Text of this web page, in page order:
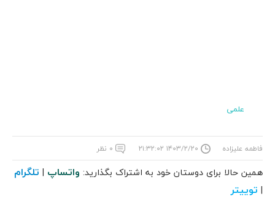
علمی
فاطمه علیزاده ۱۴۰۳/۲/۲۰ ۲۱:۳۲:۰۲ ۰ نظر
همین حالا برای دوستان خود به اشتراک بگذارید: واتساپ | تلگرام
| توییتر